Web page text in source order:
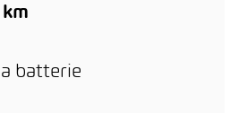
km
batterie